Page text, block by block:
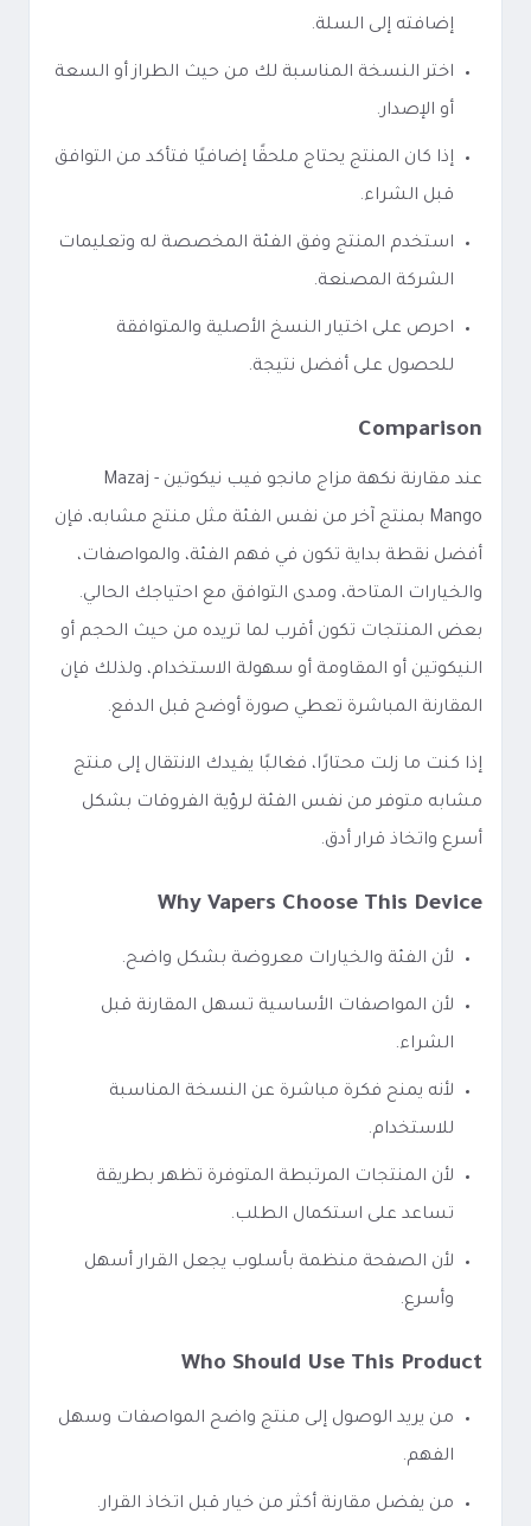
إضافته إلى السلة.
اختر النسخة المناسبة لك من حيث الطراز أو السعة
أو الإصدار.
إذا كان المنتج يحتاج ملحقًا إضافيًا فتأكد من التوافق
قبل الشراء.
استخدم المنتج وفق الفئة المخصصة له وتعليمات
الشركة المصنعة.
احرص على اختيار النسخ الأصلية والمتوافقة
للحصول على أفضل نتيجة.
Comparison
عند مقارنة نكهة مزاج مانجو فيب نيكوتين - Mazaj
Mango بمنتج آخر من نفس الفئة مثل منتج مشابه، فإن
أفضل نقطة بداية تكون في فهم الفئة، والمواصفات،
والخيارات المتاحة، ومدى التوافق مع احتياجك الحالي.
بعض المنتجات تكون أقرب لما تريده من حيث الحجم أو
النيكوتين أو المقاومة أو سهولة الاستخدام، ولذلك فإن
المقارنة المباشرة تعطي صورة أوضح قبل الدفع.
إذا كنت ما زلت محتارًا، فغالبًا يفيدك الانتقال إلى منتج
مشابه متوفر من نفس الفئة لرؤية الفروقات بشكل
أسرع واتخاذ قرار أدق.
Why Vapers Choose This Device
لأن الفئة والخيارات معروضة بشكل واضح.
لأن المواصفات الأساسية تسهل المقارنة قبل
الشراء.
لأنه يمنح فكرة مباشرة عن النسخة المناسبة
للاستخدام.
لأن المنتجات المرتبطة المتوفرة تظهر بطريقة
تساعد على استكمال الطلب.
لأن الصفحة منظمة بأسلوب يجعل القرار أسهل
وأسرع.
Who Should Use This Product
من يريد الوصول إلى منتج واضح المواصفات وسهل
الفهم.
من يفضل مقارنة أكثر من خيار قبل اتخاذ القرار.